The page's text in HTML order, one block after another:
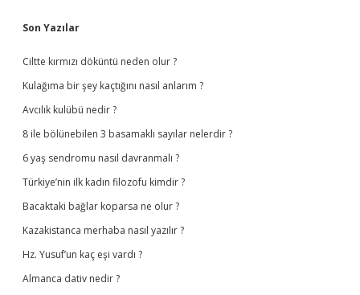
Sidebar
Son Yazılar
Ciltte kırmızı döküntü neden olur ?
Kulağıma bir şey kaçtığını nasıl anlarım ?
Avcılık kulübü nedir ?
8 ile bölünebilen 3 basamaklı sayılar nelerdir ?
6 yaş sendromu nasıl davranmalı ?
Türkiye’nin ilk kadın filozofu kimdir ?
Bacaktaki bağlar koparsa ne olur ?
Kazakistanca merhaba nasıl yazılır ?
Hz. Yusuf’un kaç eşi vardı ?
Almanca dativ nedir ?